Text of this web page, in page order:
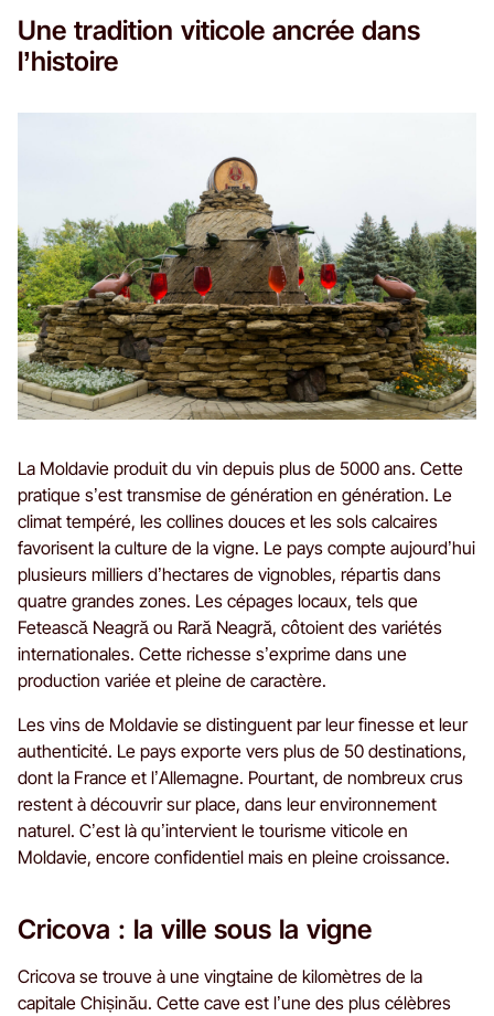
Une tradition viticole ancrée dans
l’histoire
La Moldavie produit du vin depuis plus de 5000 ans. Cette
pratique s’est transmise de génération en génération. Le
climat tempéré, les collines douces et les sols calcaires
favorisent la culture de la vigne. Le pays compte aujourd’hui
plusieurs milliers d’hectares de vignobles, répartis dans
quatre grandes zones. Les cépages locaux, tels que
Fetească Neagră ou Rară Neagră, côtoient des variétés
internationales. Cette richesse s’exprime dans une
production variée et pleine de caractère.
Les vins de Moldavie se distinguent par leur finesse et leur
authenticité. Le pays exporte vers plus de 50 destinations,
dont la France et l’Allemagne. Pourtant, de nombreux crus
restent à découvrir sur place, dans leur environnement
naturel. C’est là qu’intervient le tourisme viticole en
Moldavie, encore confidentiel mais en pleine croissance.
Cricova : la ville sous la vigne
Cricova se trouve à une vingtaine de kilomètres de la
capitale Chișinău. Cette cave est l’une des plus célèbres